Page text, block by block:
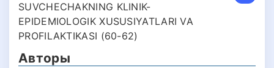
SUVCHECHAKNING KLINIK-
EPIDEMIOLOGIK XUSUSIYATLARI VA
PROFILAKTIKASI (60-62)
Авторы